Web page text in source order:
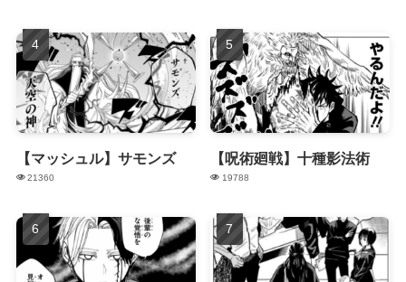
【マッシュル】サモンズ
21360
【呪術廻戦】十種影法術
19788